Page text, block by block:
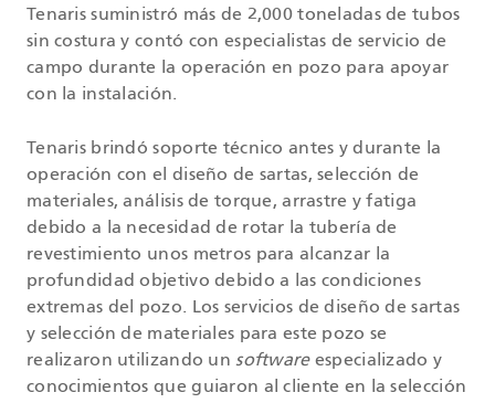
Tenaris suministró más de 2,000 toneladas de tubos
sin costura y contó con especialistas de servicio de
campo durante la operación en pozo para apoyar
con la instalación.
Tenaris brindó soporte técnico antes y durante la
operación con el diseño de sartas, selección de
materiales, análisis de torque, arrastre y fatiga
debido a la necesidad de rotar la tubería de
revestimiento unos metros para alcanzar la
profundidad objetivo debido a las condiciones
extremas del pozo. Los servicios de diseño de sartas
y selección de materiales para este pozo se
realizaron utilizando unsoftwareespecializado y
conocimientos que guiaron al cliente en la selección